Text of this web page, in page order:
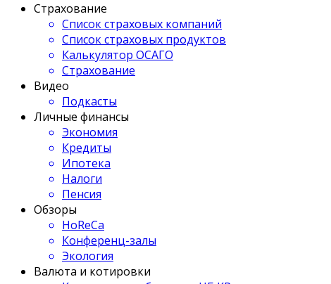
Страхование
Список страховых компаний
Список страховых продуктов
Калькулятор ОСАГО
Страхование
Видео
Подкасты
Личные финансы
Экономия
Кредиты
Ипотека
Налоги
Пенсия
Обзоры
HoReCa
Конференц-залы
Экология
Валюта и котировки